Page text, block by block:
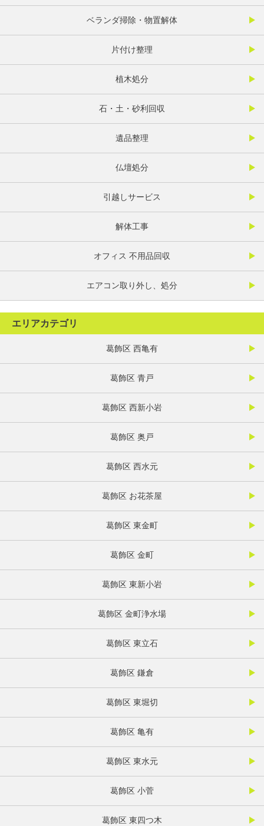
ベランダ掃除・物置解体
片付け整理
植木処分
石・土・砂利回収
遺品整理
仏壇処分
引越しサービス
解体工事
オフィス 不用品回収
エアコン取り外し、処分
エリアカテゴリ
葛飾区 西亀有
葛飾区 青戸
葛飾区 西新小岩
葛飾区 奥戸
葛飾区 西水元
葛飾区 お花茶屋
葛飾区 東金町
葛飾区 金町
葛飾区 東新小岩
葛飾区 金町浄水場
葛飾区 東立石
葛飾区 鎌倉
葛飾区 東堀切
葛飾区 亀有
葛飾区 東水元
葛飾区 小菅
葛飾区 東四つ木